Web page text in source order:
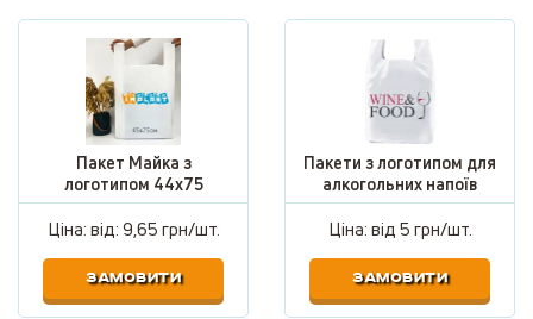
Пакет Майка з
логотипом 44х75
Ціна: від:9,65 грн/шт.
ЗАМОВИТИ
Пакети з логотипом для
алкогольних напоїв
Ціна: від5 грн/шт.
ЗАМОВИТИ